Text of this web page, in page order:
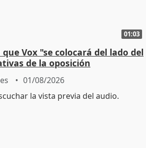
01:03
Vox "se colocará del lado del
de la oposición
01/08/2026